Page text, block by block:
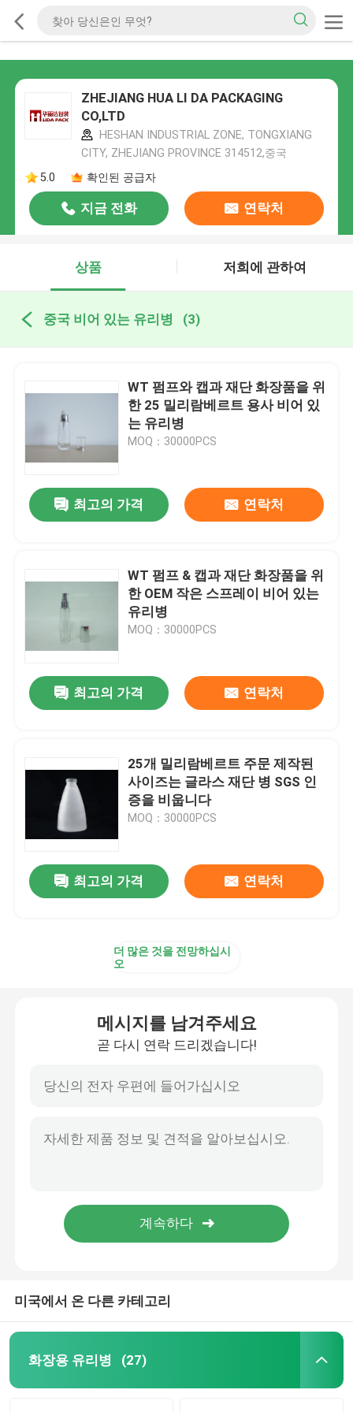
ZHEJIANG HUA LI DA PACKAGING
CO,LTD
HESHAN INDUSTRIAL ZONE, TONGXIANG
CITY, ZHEJIANG PROVINCE 314512,중국
5.0
확인된 공급자
지금 전화 연락처
상품 저희에 관하여
중국 비어 있는 유리병 (3)
WT 펌프와 캡과 재단 화장품을 위
한 25 밀리람베르트 용사 비어 있
는 유리병
MOQ：30000PCS
최고의 가격 연락처
WT 펌프 & 캡과 재단 화장품을 위
한 OEM 작은 스프레이 비어 있는
유리병
MOQ：30000PCS
최고의 가격 연락처
25개 밀리람베르트 주문 제작된
사이즈는 글라스 재단 병 SGS 인
증을 비웁니다
MOQ：30000PCS
최고의 가격 연락처
더 많은 것을 전망하십시
오
메시지를 남겨주세요
곧 다시 연락 드리겠습니다!
미국에서 온 다른 카테고리
화장용 유리병 (27)